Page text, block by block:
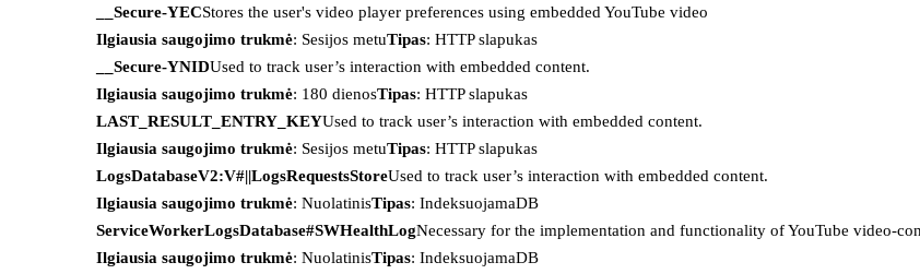
__Secure-YECStores the user's video player preferences using embedded YouTube video
Ilgiausia saugojimo trukmė: Sesijos metuTipas: HTTP slapukas
__Secure-YNIDUsed to track user’s interaction with embedded content.
Ilgiausia saugojimo trukmė: 180 dienosTipas: HTTP slapukas
LAST_RESULT_ENTRY_KEYUsed to track user’s interaction with embedded content.
Ilgiausia saugojimo trukmė: Sesijos metuTipas: HTTP slapukas
LogsDatabaseV2:V#||LogsRequestsStoreUsed to track user’s interaction with embedded content.
Ilgiausia saugojimo trukmė: NuolatinisTipas: IndeksuojamaDB
ServiceWorkerLogsDatabase#SWHealthLogNecessary for the implementation and functionality of YouTube video-
Ilgiausia saugojimo trukmė: NuolatinisTipas: IndeksuojamaDB